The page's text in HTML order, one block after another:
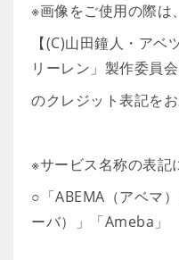
※画像をご使用の際は、
【(C)山田鐘人・ア
リーレン」製作委員会
のクレジット表記をお
※サービス名称の表記
○「ABEMA（アベ
ーバ）」「Ameba」